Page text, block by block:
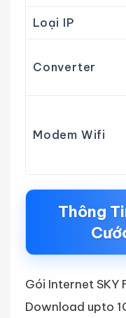
Loại IP
Converter
Modem Wifi
Thông
Gói Internet SKY
Download upto